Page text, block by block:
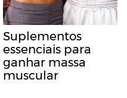
Suplementos
essenciais para
ganhar massa
muscular